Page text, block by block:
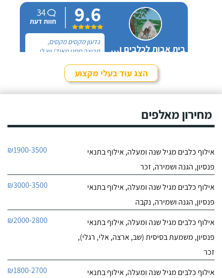
אכילה מפח הזבל הביתי.
בית אבות לכלבים ופנסיון חתולים
9.6
34
חוות דעת
גדעון מקסים מקסים,
מרוצה ממנו מאוד! יש לי
שנים, כל פעם שיש לי
נסיעה והיעדרות מהבית,
בחום.
חייג עכשיו
יוסי סמואל מאלף הכלבים
פרוע ולא מחונך. נפגשתי
בעיות התנהגות קשות
החלטתי לא לוותר
חייג עכשיו
הצג עוד בעלי מקצוע
מחירון מאלפים
אילוף כלבים מגיל שנה ומעלה, אילוף בתנאי
פנסיון, הגנה ושמירה, זכר
₪1900-3500
אילוף כלבים מגיל שנה ומעלה, אילוף בתנאי
פנסיון, הגנה ושמירה, נקבה
₪3000-3500
אילוף כלבים מגיל שנה ומעלה, אילוף בתנאי
פנסיון, משמעת בסיסית (שב, ארצה, אלי, רגלי),
זכר
₪2000-2800
אילוף כלבים מגיל שנה ומעלה, אילוף בתנאי
₪1800-2700